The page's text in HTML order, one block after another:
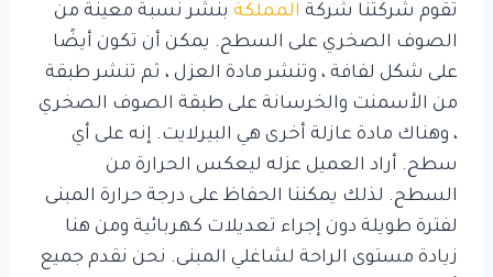
تقوم شركتنا شركة المملكة بنشر نسبة معينة من
الصوف الصخري على السطح. يمكن أن تكون أيضًا
على شكل لفافة ، وتنشر مادة العزل ، ثم تنشر طبقة
من الأسمنت والخرسانة على طبقة الصوف الصخري
، وهناك مادة عازلة أخرى هي البيرلايت. إنه على أي
سطح. أراد العميل عزله ليعكس الحرارة من
السطح. لذلك يمكننا الحفاظ على درجة حرارة المبنى
لفترة طويلة دون إجراء تعديلات كهربائية ومن هنا
زيادة مستوى الراحة لشاغلي المبنى. نحن نقدم جميع